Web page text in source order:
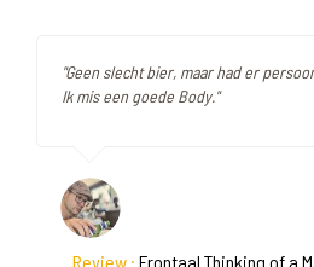
"Geen slecht bier, maar had er
Ik mis een goede Body."
Review : Frontaal Thinking of a